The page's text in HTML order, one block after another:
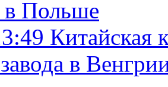
в Польше
Китайская
в